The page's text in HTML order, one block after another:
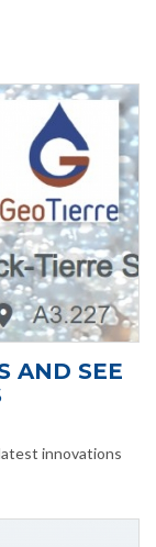
AND SEE
innovations